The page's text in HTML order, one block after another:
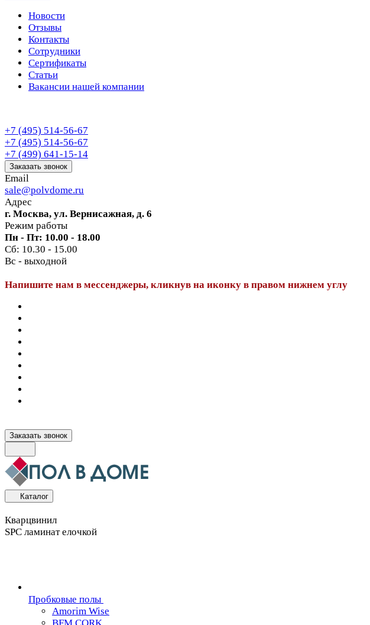
Новости
Отзывы
Контакты
Сотрудники
Сертификаты
Статьи
Вакансии нашей компании
+7 (495) 514-56-67
+7 (495) 514-56-67
+7 (499) 641-15-14
Заказать звонок
Email
sale@polvdome.ru
Адрес
г. Москва, ул. Вернисажная, д. 6
Режим работы
Пн - Пт: 10.00 - 18.00
Сб: 10.30 - 15.00
Вс - выходной
Напишите нам в мессенджеры, кликнув на иконку в правом нижнем углу
Заказать звонок
Каталог
Кварцвинил
SPC ламинат елочкой
Пробковые полы
Amorim Wise